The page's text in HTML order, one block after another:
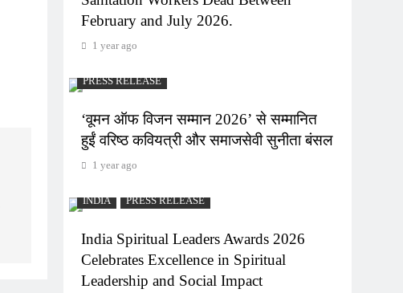
February and July 2026.
1 year ago
PRESS RELEASE
‘वूमन ऑफ विजन सम्मान 2026’ से सम्मानित
हुईं वरिष्ठ कवियत्री और समाजसेवी सुनीता बंसल
1 year ago
INDIA PRESS RELEASE
India Spiritual Leaders Awards 2026
Celebrates Excellence in Spiritual
Leadership and Social Impact